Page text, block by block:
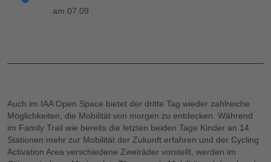
am 07.09
Auch im IAA Open Space bietet der dritte Tag wieder zahlreiche
Möglichkeiten, die Mobilität von morgen zu entdecken. Während
im Family Trail wie bereits die letzten beiden Tage Kinder an 14
Stationen mehr zur Mobilität der Zukunft erfahren und der Cycling
Activation Area verschiedene Zweiräder vorstellt, werden im